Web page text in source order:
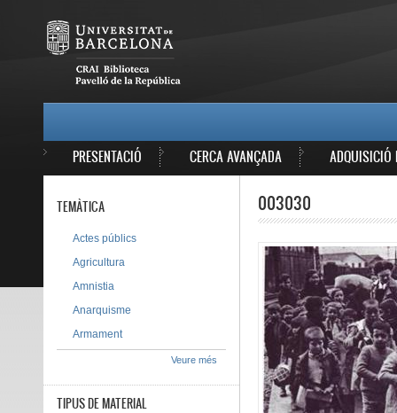
PRESENTACIÓ CERCA AVANÇADA ADQUISICIÓ
003030
TEMÀTICA
Actes públics
Agricultura
Amnistia
Anarquisme
Armament
Veure més
TIPUS DE MATERIAL